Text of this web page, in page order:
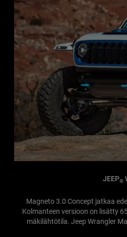
JEEP®
Magneto 3.0 Concept jatkaa
Kolmanteen versioon on lisätty
mäkilähtötila. Jeep Wrangler